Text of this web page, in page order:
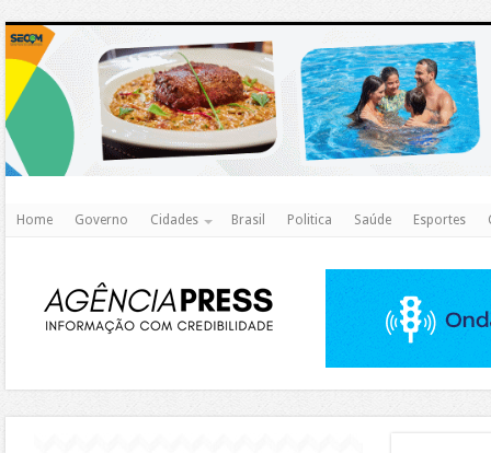
Home Governo Cidades Brasil Politica Saúde Esportes